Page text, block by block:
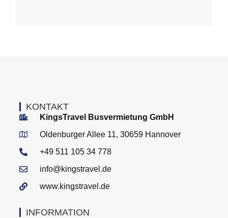
INFORMATION
KONTAKT
KingsTravel Busvermietung GmbH
Oldenburger Allee 11, 30659 Hannover
+49 511 105 34 778
info@kingstravel.de
www.kingstravel.de